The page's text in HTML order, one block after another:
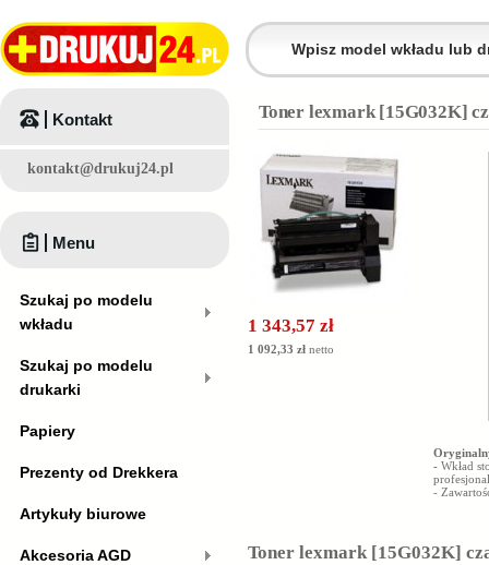
Toner lexmark [15G032K]
1 343,57 zł
1 092,33 zł netto
- Wkład
-
Toner lexmark [15G032K]
Kontakt
kontakt@drukuj24.pl
Menu
Szukaj po modelu
wkładu
Szukaj po modelu
drukarki
Papiery
Prezenty od Drekkera
Artykuły biurowe
Akcesoria AGD